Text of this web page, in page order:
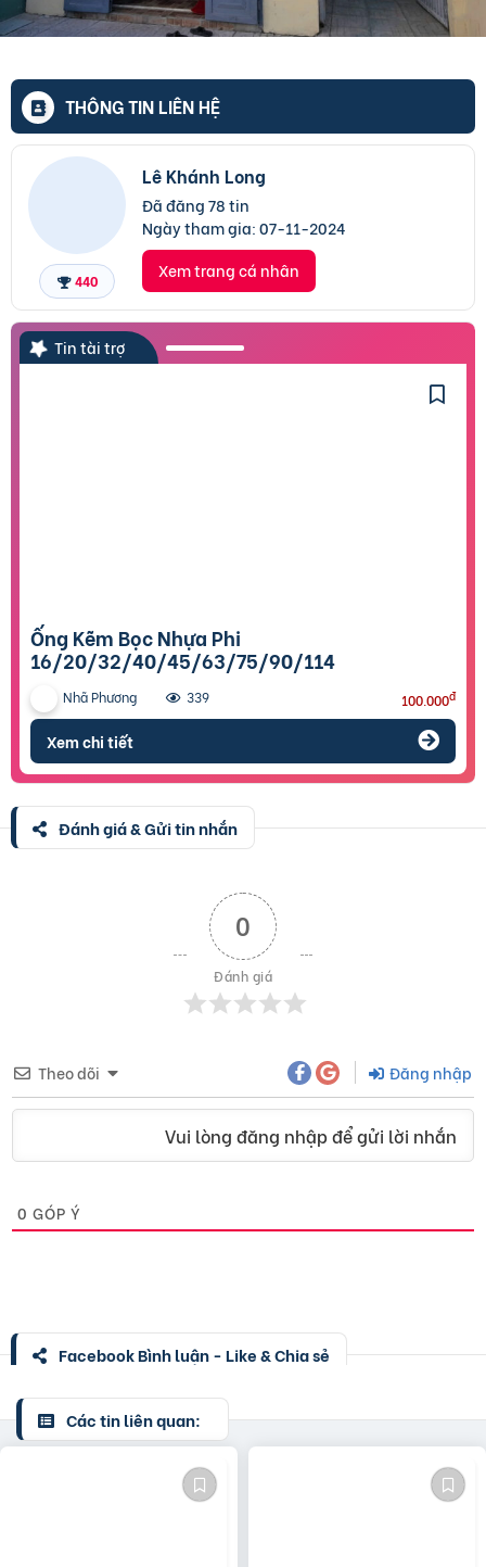
THÔNG TIN LIÊN HỆ
440
Lê Khánh Long
Đã đăng 78 tin
Ngày tham gia:07-11-2024
Xem trang cá nhân
Tin tài trợ
Ống Kẽm Bọc Nhựa Phi
16/20/32/40/45/63/75/90/114
Nhã Phương 339 100.000đ
Xem chi tiết
Đánh giá & Gửi tin nhắn
0
Đánh giá
Theo dõi Đăng nhập
Vui lòng đăng nhập để gửi lời nhắn
0 GÓP Ý
Facebook Bình luận - Like & Chia sẻ
Các tin liên quan: